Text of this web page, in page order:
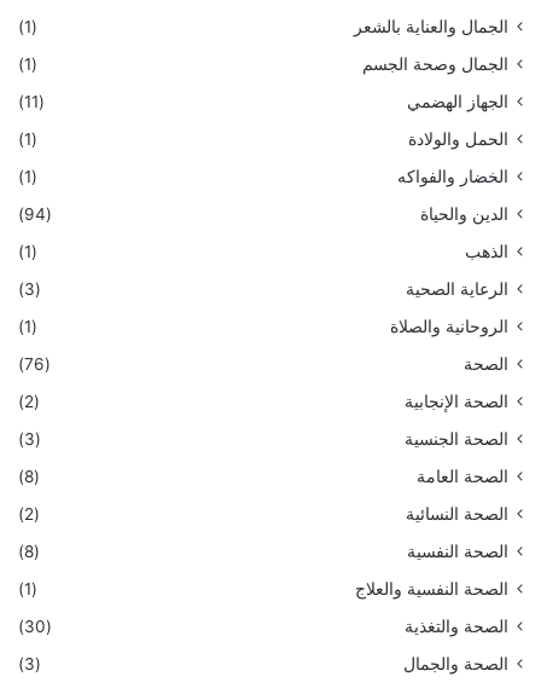
الجمال والعناية بالشعر
(1)
الجمال وصحة الجسم
(1)
الجهاز الهضمي
(11)
الحمل والولادة
(1)
الخضار والفواكه
(1)
الدين والحياة
(94)
الذهب
(1)
الرعاية الصحية
(3)
الروحانية والصلاة
(1)
الصحة
(76)
الصحة الإنجابية
(2)
الصحة الجنسية
(3)
الصحة العامة
(8)
الصحة النسائية
(2)
الصحة النفسية
(8)
الصحة النفسية والعلاج
(1)
الصحة والتغذية
(30)
الصحة والجمال
(3)